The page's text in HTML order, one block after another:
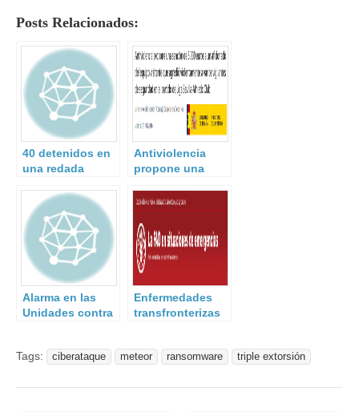
Posts Relacionados:
40 detenidos en
una redada
cobre.
Antiviolencia
propone una
euros a un
aficionado.
Alarma en las
Unidades contra
Enfermedades
transfronterizas
Tags: ciberataque meteor ransomware triple extorsión